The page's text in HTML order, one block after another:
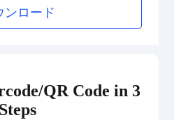
ンロード
QR Code in 3
Steps